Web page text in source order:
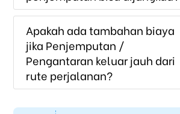
Apakah ada tambahan biaya
jika Penjemputan /
Pengantaran keluar jauh dari
rute perjalanan?